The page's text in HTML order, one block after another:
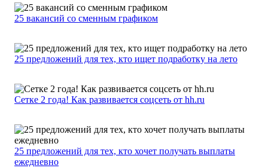
25 вакансий со сменным графиком
25 предложений для тех, кто ищет подработку на лето
Сетке 2 года! Как развивается соцсеть от hh.ru
25 предложений для тех, кто хочет получать выплаты
ежедневно